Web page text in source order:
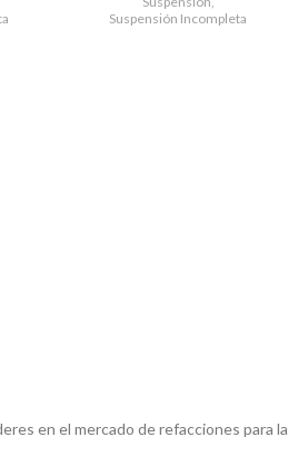
Suspensión Incompleta
en el mercado de refacciones para la